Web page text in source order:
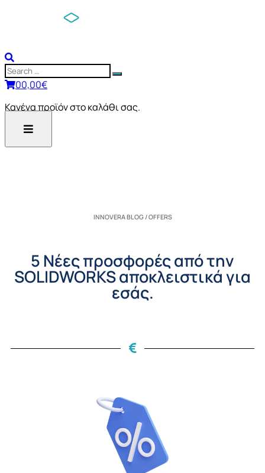
00,00€
Κανένα προϊόν στο καλάθι σας.
INNOVERA BLOG / OFFERS
5 Νέες προσφορές από την
SOLIDWORKS αποκλειστικά για
εσάς.